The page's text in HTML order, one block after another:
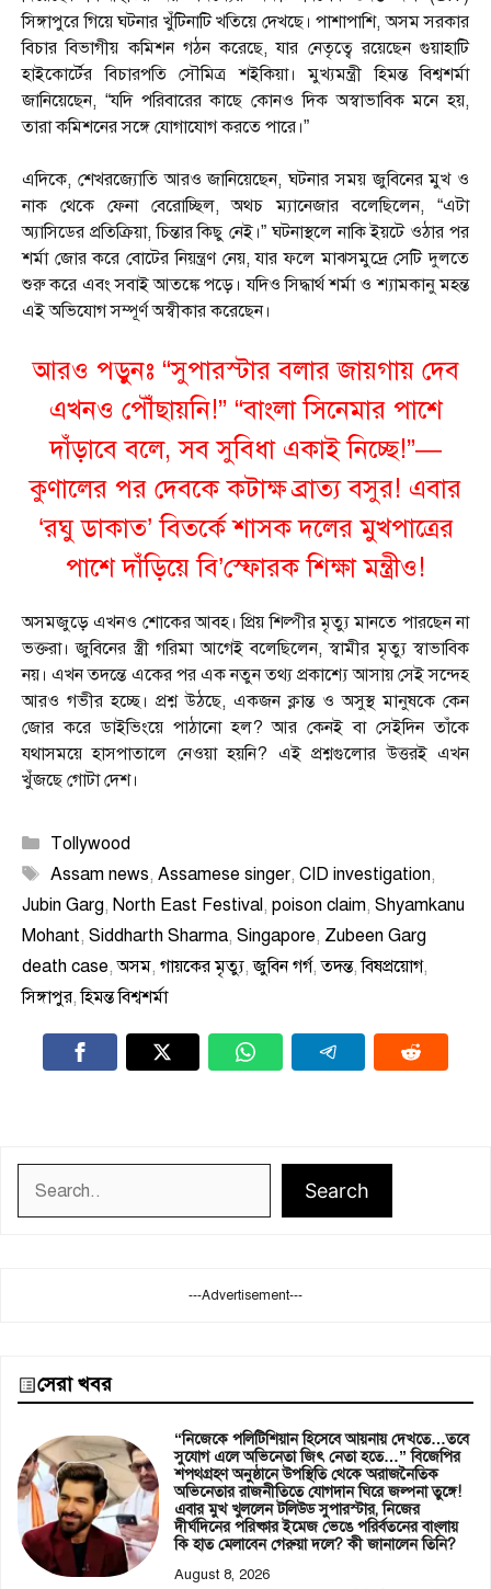
সিঙ্গাপুরে গিয়ে ঘটনার খুঁটিনাটি খতিয়ে দেখছে। পাশাপাশি, অসম সরকার
বিচার বিভাগীয় কমিশন গঠন করেছে, যার নেতৃত্বে রয়েছেন গুয়াহাটি
হাইকোর্টের বিচারপতি সৌমিত্র শইকিয়া। মুখ্যমন্ত্রী হিমন্ত বিশ্বশর্মা
জানিয়েছেন, “যদি পরিবারের কাছে কোনও দিক অস্বাভাবিক মনে হয়,
তারা কমিশনের সঙ্গে যোগাযোগ করতে পারে।”
এদিকে, শেখরজ্যোতি আরও জানিয়েছেন, ঘটনার সময় জুবিনের মুখ ও
নাক থেকে ফেনা বেরোচ্ছিল, অথচ ম্যানেজার বলেছিলেন, “এটা
অ্যাসিডের প্রতিক্রিয়া, চিন্তার কিছু নেই।” ঘটনাস্থলে নাকি ইয়টে ওঠার পর
শর্মা জোর করে বোটের নিয়ন্ত্রণ নেয়, যার ফলে মাঝসমুদ্রে সেটি দুলতে
শুরু করে এবং সবাই আতঙ্কে পড়ে। যদিও সিদ্ধার্থ শর্মা ও শ্যামকানু মহন্ত
এই অভিযোগ সম্পূর্ণ অস্বীকার করেছেন।
আরও পড়ুনঃ “সুপারস্টার বলার জায়গায় দেব
এখনও পৌঁছায়নি!” “বাংলা সিনেমার পাশে
দাঁড়াবে বলে, সব সুবিধা একাই নিচ্ছে!”—
কুণালের পর দেবকে কটাক্ষ ব্রাত্য বসুর! এবার
‘রঘু ডাকাত’ বিতর্কে শাসক দলের মুখপাত্রের
পাশে দাঁড়িয়ে বি’স্ফোরক শিক্ষা মন্ত্রীও!
অসমজুড়ে এখনও শোকের আবহ। প্রিয় শিল্পীর মৃত্যু মানতে পারছেন না
ভক্তরা। জুবিনের স্ত্রী গরিমা আগেই বলেছিলেন, স্বামীর মৃত্যু স্বাভাবিক
নয়। এখন তদন্তে একের পর এক নতুন তথ্য প্রকাশ্যে আসায় সেই সন্দেহ
আরও গভীর হচ্ছে। প্রশ্ন উঠছে, একজন ক্লান্ত ও অসুস্থ মানুষকে কেন
জোর করে ডাইভিংয়ে পাঠানো হল? আর কেনই বা সেইদিন তাঁকে
যথাসময়ে হাসপাতালে নেওয়া হয়নি? এই প্রশ্নগুলোর উত্তরই এখন
খুঁজছে গোটা দেশ।
Categories
Tollywood
Tags
Assam news, Assamese singer, CID investigation,
Jubin Garg, North East Festival, poison claim, Shyamkanu
Mohant, Siddharth Sharma, Singapore, Zubeen Garg
death case,অসম, গায়কের মৃত্যু,জুবিন গর্গ,তদন্ত,বিষপ্রয়োগ,
সিঙ্গাপুর,হিমন্ত বিশ্বশর্মা
Search
---Advertisement---
সেরা খবর
“নিজেকে পলিটিশিয়ান হিসেবে আয়নায় দেখতে…তবে
সুযোগ এলে অভিনেতা জিৎ নেতা হতে…” বিজেপির
শপথগ্রহণ অনুষ্ঠানে উপস্থিতি থেকে অরাজনৈতিক
অভিনেতার রাজনীতিতে যোগদান ঘিরে জল্পনা তুঙ্গে!
এবার মুখ খুললেন টলিউড সুপারস্টার, নিজের
দীর্ঘদিনের পরিষ্কার ইমেজ ভেঙে পরির্বতনের বাংলায়
কি হাত মেলাবেন গেরুয়া দলে? কী জানালেন তিনি?
August 8, 2026